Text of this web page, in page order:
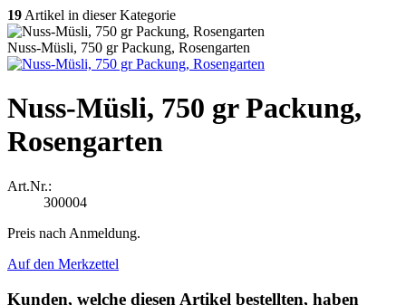
19 Artikel in dieser Kategorie
Nuss-Müsli, 750 gr Packung, Rosengarten
Nuss-Müsli, 750 gr Packung,
Rosengarten
Art.Nr.:
300004
Preis nach Anmeldung.
Auf den Merkzettel
Kunden, welche diesen Artikel bestellten, haben